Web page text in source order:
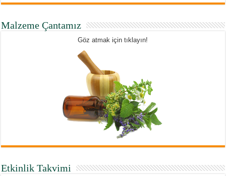
Malzeme Çantamız
Göz atmak için tıklayın!
Etkinlik Takvimi